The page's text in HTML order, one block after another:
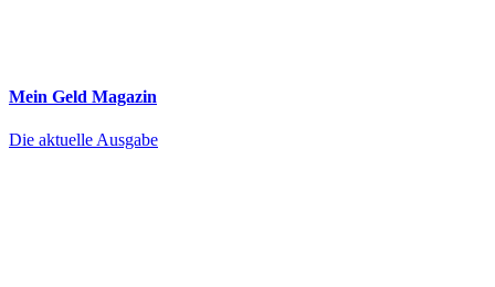
Mein Geld Magazin
Die aktuelle Ausgabe